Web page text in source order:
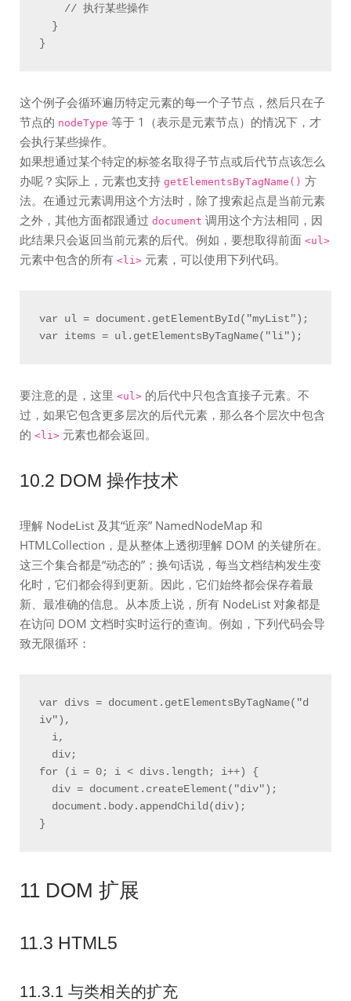
这个例子会循环遍历特定元素的每一个子节点，然后只在子
节点的 nodeType 等于 1（表示是元素节点）的情况下，才
会执行某些操作。
如果想通过某个特定的标签名取得子节点或后代节点该怎么
办呢？实际上，元素也支持 getElementsByTagName() 方
法。在通过元素调用这个方法时，除了搜索起点是当前元素
之外，其他方面都跟通过 document 调用这个方法相同，因
此结果只会返回当前元素的后代。例如，要想取得前面 <ul>
元素中包含的所有 <li> 元素，可以使用下列代码。
var ul = document.getElementById("myList");
要注意的是，这里 <ul> 的后代中只包含直接子元素。不
过，如果它包含更多层次的后代元素，那么各个层次中包含
的 <li> 元素也都会返回。
10.2 DOM 操作技术
理解 NodeList 及其“近亲” NamedNodeMap 和
HTMLCollection，是从整体上透彻理解 DOM 的关键所在。
这三个集合都是“动态的”；换句话说，每当文档结构发生变
化时，它们都会得到更新。因此，它们始终都会保存着最
新、最准确的信息。从本质上说，所有 NodeList 对象都是
在访问 DOM 文档时实时运行的查询。例如，下列代码会导
致无限循环：
var divs = document.getElementsByTagName("d
iv"),
for (i = 0; i < divs.length; i++) {
11 DOM 扩展
11.3 HTML5
11.3.1 与类相关的扩充